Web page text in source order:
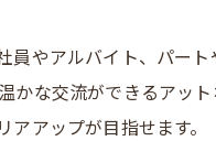
やアルバイト、パー
かな交流ができるアッ
アップが目指せます。